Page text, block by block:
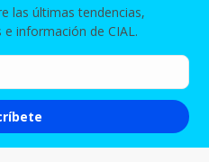
las últimas tendencias,
información de CIAL.​